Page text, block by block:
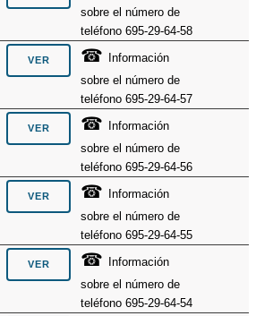
sobre el número de
teléfono 695-29-64-58
☎ Información
sobre el número de
teléfono 695-29-64-57
☎ Información
sobre el número de
teléfono 695-29-64-56
☎ Información
sobre el número de
teléfono 695-29-64-55
☎ Información
sobre el número de
teléfono 695-29-64-54